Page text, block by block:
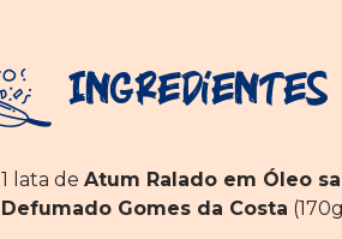
Ingredientes
1 lata de Atum Ralado em Óleo
Defumado Gomes da Costa